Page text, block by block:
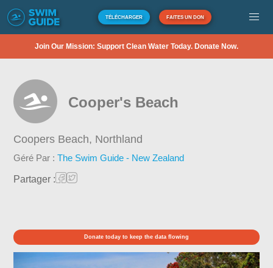
TÉLÉCHARGER FAITES UN DON
Join Our Mission: Support Clean Water Today. Donate Now.
Cooper's Beach
Coopers Beach, Northland
Géré Par :The Swim Guide - New Zealand
Partager :
Donate today to keep the data flowing